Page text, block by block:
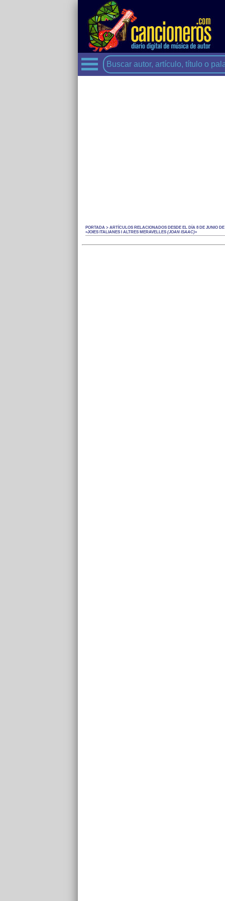
PORTADA > ARTÍCULOS RELACIONADOS DESDE EL DÍA 8 DE JUNIO DE
«JOIES ITALIANES I ALTRES MERAVELLES(JOAN ISAAC)»